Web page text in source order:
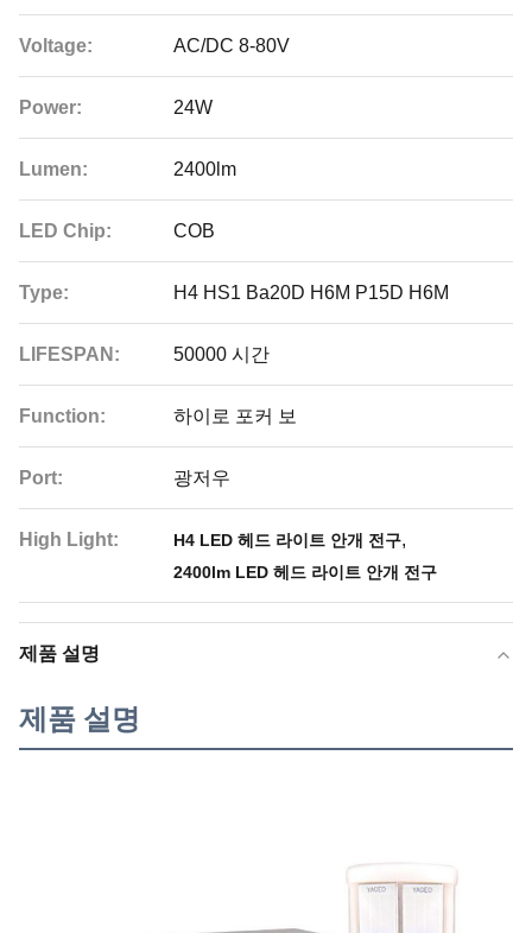
Voltage: AC/DC 8-80V
Power: 24W
Lumen: 2400lm
LED Chip: COB
Type: H4 HS1 Ba20D H6M P15D H6M
LIFESPAN: 50000 시간
Function: 하이로 포커 보
Port: 광저우
High Light: H4 LED 헤드 라이트 안개 전구,
2400lm LED 헤드 라이트 안개 전구
제품 설명
제품 설명